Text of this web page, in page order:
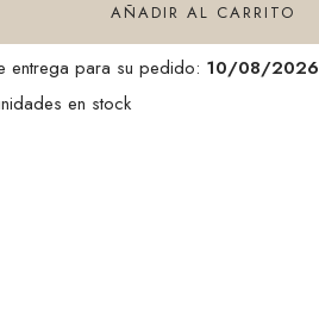
AÑADIR AL CARRITO
entrega para su pedido: 10/08/2026
en stock